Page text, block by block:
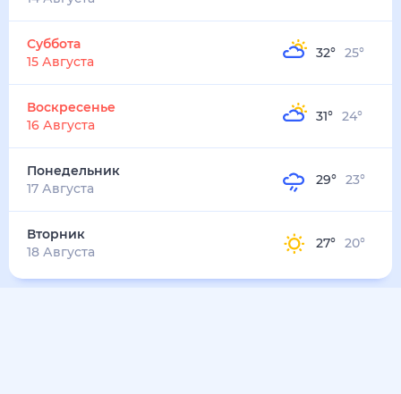
Суббота
15 Августа
32° 25°
Воскресенье
16 Августа
31° 24°
Понедельник
17 Августа
29° 23°
Вторник
18 Августа
27° 20°